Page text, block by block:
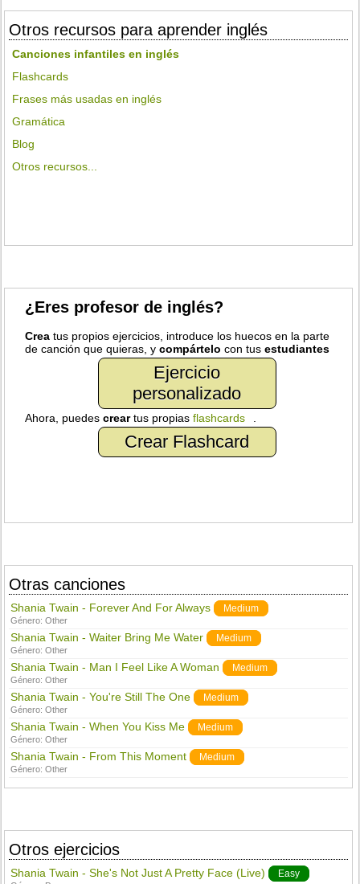
Otros recursos para aprender inglés
Canciones infantiles en inglés
Flashcards
Frases más usadas en inglés
Gramática
Blog
Otros recursos...
¿Eres profesor de inglés?
Crea tus propios ejercicios, introduce los huecos en la parte
de canción que quieras, ycompártelo con tusestudiantes
Ejercicio
personalizado
Ahora, puedescreartus propiasflashcards
Crear Flashcard
Otras canciones
Shania Twain - Forever And For Always Medium
Género:Other
Shania Twain - Waiter Bring Me Water Medium
Género:Other
Shania Twain - Man I Feel Like A Woman Medium
Género:Other
Shania Twain - You're Still The One Medium
Género:Other
Shania Twain - When You Kiss Me Medium
Género:Other
Shania Twain - From This Moment Medium
Género:Other
Otros ejercicios
Shania Twain - She's Not Just A Pretty Face (Live) Easy